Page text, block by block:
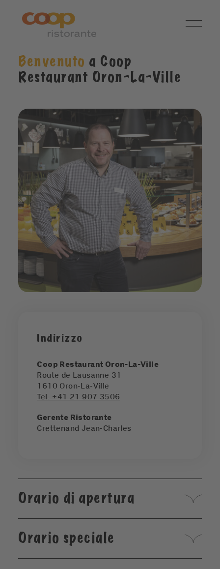
Benvenuto a Coop
Restaurant Oron-La-Ville
Indirizzo
Coop Restaurant Oron-La-Ville
Route de Lausanne 31
1610 Oron-La-Ville
Tel. +41 21 907 3506
Gerente Ristorante
Crettenand Jean-Charles
Orario di apertura
Orario speciale